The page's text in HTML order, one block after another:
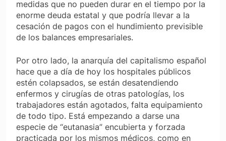
medidas que no pueden durar en el tiempo por la
enorme deuda estatal y que podría llevar a la
cesación de pagos con el hundimiento previsible
de los balances empresariales.
Por otro lado, la anarquía del capitalismo español
hace que a día de hoy los hospitales públicos
estén colapsados, se están desatendiendo
enfermos y cirugías de otras patologías, los
trabajadores están agotados, falta equipamiento
de todo tipo. Está empezando a darse una
especie de “eutanasia” encubierta y forzada
practicada por los mismos médicos, como en